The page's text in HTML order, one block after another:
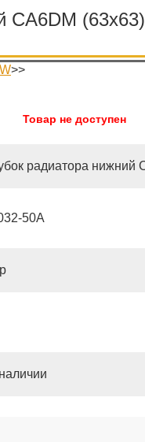
CA6DM
>>
Товар не доступен
радиатора нижний
50A